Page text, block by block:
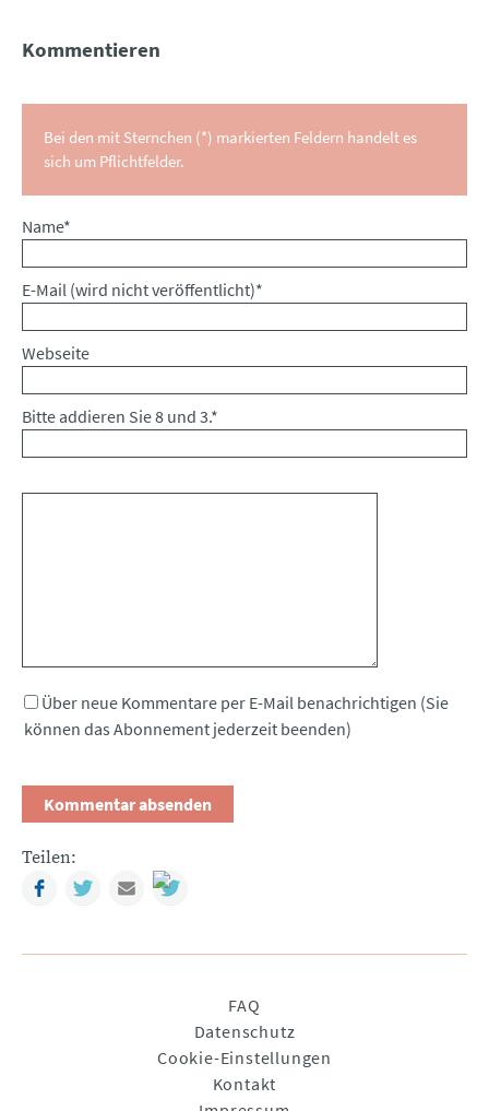
Kommentieren
Bei den mit Sternchen (*) markierten Feldern handelt es
sich um Pflichtfelder.
Pflichtfeld
Name*
Pflichtfeld
E-Mail (wird nicht veröffentlicht)*
Webseite
Bitte addieren Sie 8 und 3.*
Über neue Kommentare per E-Mail benachrichtigen (Sie
können das Abonnement jederzeit beenden)
Teilen:
FacebookTwitterMail
FAQ
Datenschutz
Cookie-Einstellungen
Kontakt